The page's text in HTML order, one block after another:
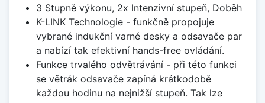
3 Stupně výkonu, 2x Intenzivní stupeň, Doběh
K-LINK Technologie - funkčně propojuje
vybrané indukční varné desky a odsavače par
a nabízí tak efektivní hands-free ovládání.
Funkce trvalého odvětrávání - při této funkci
se větrák odsavače zapíná krátkodobě
každou hodinu na nejnižší stupeň. Tak lze